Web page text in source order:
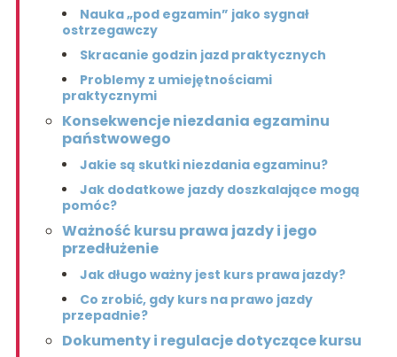
Nauka „pod egzamin” jako sygnał
ostrzegawczy
Skracanie godzin jazd praktycznych
Problemy z umiejętnościami
praktycznymi
Konsekwencje niezdania egzaminu
państwowego
Jakie są skutki niezdania egzaminu?
Jak dodatkowe jazdy doszkalające mogą
pomóc?
Ważność kursu prawa jazdy i jego
przedłużenie
Jak długo ważny jest kurs prawa jazdy?
Co zrobić, gdy kurs na prawo jazdy
przepadnie?
Dokumenty i regulacje dotyczące kursu